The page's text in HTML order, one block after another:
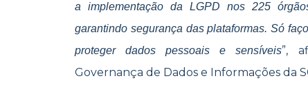
a implementação da LGPD nos 225
garantindo segurança das plataformas. Só
proteger dados pessoais e sensíveis”,
Governança de Dados e Informações da